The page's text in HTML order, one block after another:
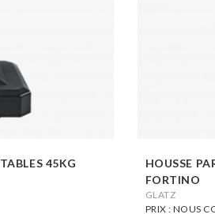
45KG
HOUSSE
FORTINO
GLATZ
PRIX : NOUS